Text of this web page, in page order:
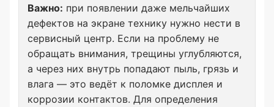
Важно: при появлении даже мельчайших
дефектов на экране технику нужно нести в
сервисный центр. Если на проблему не
обращать внимания, трещины углубляются,
а через них внутрь попадают пыль, грязь и
влага — это ведёт к поломке дисплея и
коррозии контактов. Для определения